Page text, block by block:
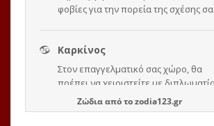
Ζώδιααπό τοzodia123.gr